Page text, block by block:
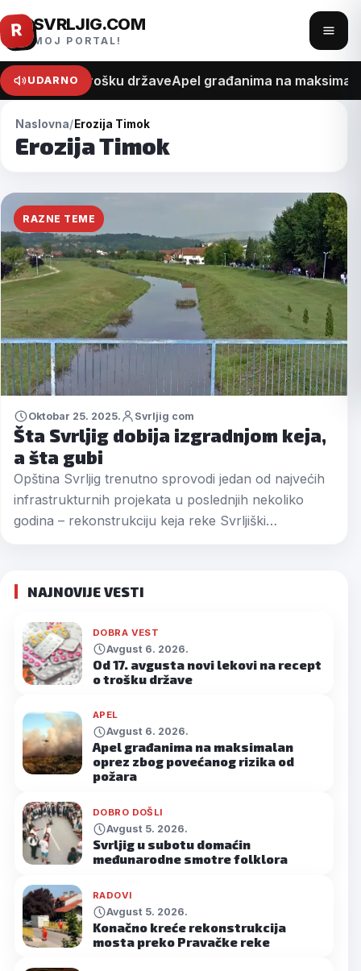
Pređi
na
sadržaj
R SVRLJIG.COM
MOJ PORTAL!
meni
UDARNO
recept o trošku državeApel građanima na
Naslovna Erozija Timok
Erozija Timok
RAZNE TEME
Oktobar 25. 2025. Svrljig com
Šta Svrljig dobija izgradnjom keja,
a šta gubi
Opština Svrljig trenutno sprovodi jedan od najvećih
infrastrukturnih projekata u poslednjih nekoliko
godina – rekonstrukciju keja reke Svrljiški…
NAJNOVIJE VESTI
DOBRA VEST
Avgust 6. 2026.
Od 17. avgusta novi lekovi na recept
o trošku države
APEL
Avgust 6. 2026.
Apel građanima na maksimalan
oprez zbog povećanog rizika od
požara
DOBRO DOŠLI
Avgust 5. 2026.
Svrljig u subotu domaćin
međunarodne smotre folklora
RADOVI
Avgust 5. 2026.
Konačno kreće rekonstrukcija
mosta preko Pravačke reke